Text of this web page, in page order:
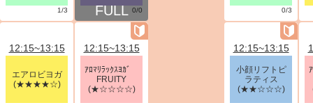
1/3 0/0 0/3
12:15~13:15
エアロビヨガ
(★★★★☆)
12:15~13:15
ｱﾛﾏﾘﾗｯｸｽﾖｶﾞ
FRUITY
(★☆☆☆☆)
12:15~13:15
小顔リフトピ
ラティス
(★★☆☆☆)